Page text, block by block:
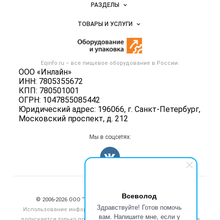
Всеволод
Здравствуйте! Готов помочь
вам. Напишите мне, если у
Eqinfo.ru – все пищевое оборудование в России.
ООО «Инлайн»
ИНН: 7805355672
КПП: 780501001
ОГРН: 1047855085442
Юридический адрес: 196066, г. Санкт-Петербург,
Московский проспект, д. 212
Размещение рекламы
Публичная оферта
Контактная информация
Политика обработки персональных данных
РАЗДЕЛЫ
Вакансии
Блог
ТОВАРЫ И УСЛУГИ
Оборудование для пищепрома
Тара и упаковка
Б/у оборудование
Информация о компаниях
Добавить объявление
Карта объявлений
Мы в соцсетях:
Счетчики, авторское право, логотипы
© 2006‑2026 ООО “Инлайн”. 12+ Все права защищены.
Использование информации, размещенной на данном сайте,